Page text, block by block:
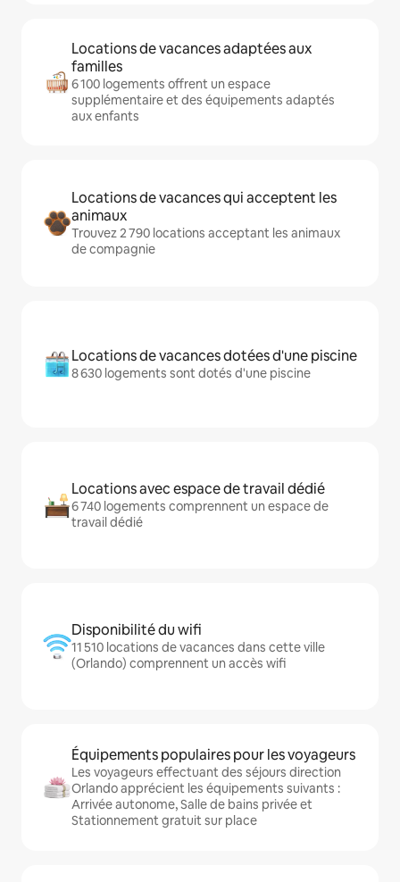
Locations de vacances adaptées aux
familles
6 100 logements offrent un espace
supplémentaire et des équipements adaptés
aux enfants
Locations de vacances qui acceptent les
animaux
Trouvez 2 790 locations acceptant les animaux
de compagnie
Locations de vacances dotées d'une piscine
8 630 logements sont dotés d'une piscine
Locations avec espace de travail dédié
6 740 logements comprennent un espace de
travail dédié
Disponibilité du wifi
11 510 locations de vacances dans cette ville
(Orlando) comprennent un accès wifi
Équipements populaires pour les voyageurs
Les voyageurs effectuant des séjours direction
Orlando apprécient les équipements suivants :
Arrivée autonome, Salle de bains privée et
Stationnement gratuit sur place